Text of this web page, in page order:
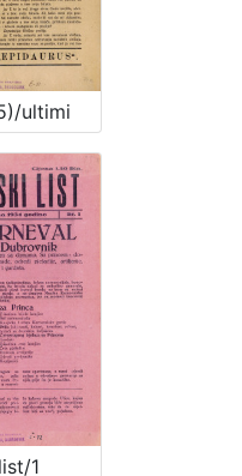
ultimi
1